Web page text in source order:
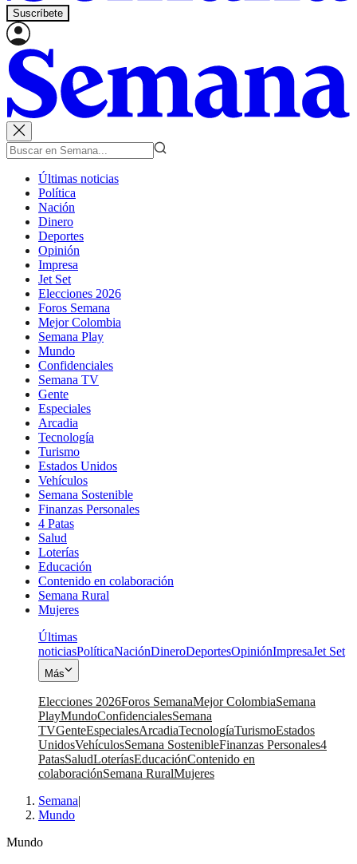
Suscríbete
Últimas noticias
Política
Nación
Dinero
Deportes
Opinión
Impresa
Jet Set
Elecciones 2026
Foros Semana
Mejor Colombia
Semana Play
Mundo
Confidenciales
Semana TV
Gente
Especiales
Arcadia
Tecnología
Turismo
Estados Unidos
Vehículos
Semana Sostenible
Finanzas Personales
4 Patas
Salud
Loterías
Educación
Contenido en colaboración
Semana Rural
Mujeres
Últimas
noticiasPolíticaNaciónDineroDeportesOpiniónImpresaJet Set
Más
Elecciones 2026Foros SemanaMejor ColombiaSemana
PlayMundoConfidencialesSemana
TVGenteEspecialesArcadiaTecnologíaTurismoEstados
UnidosVehículosSemana SostenibleFinanzas Personales4
PatasSaludLoteríasEducaciónContenido en
colaboraciónSemana RuralMujeres
Semana|
Mundo
Mundo